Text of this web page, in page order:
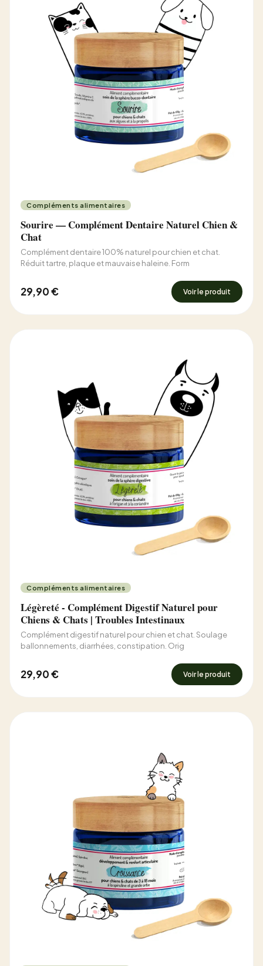
Compléments alimentaires
Sourire — Complément Dentaire Naturel Chien &
Chat
Complément dentaire 100% naturel pour chien et chat.
Réduit tartre, plaque et mauvaise haleine. Form
29,90 € Voir le produit
Compléments alimentaires
Légèreté - Complément Digestif Naturel pour
Chiens & Chats | Troubles Intestinaux
Complément digestif naturel pour chien et chat. Soulage
ballonnements, diarrhées, constipation. Orig
29,90 € Voir le produit